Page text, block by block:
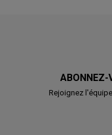
ABONNEZ-
Rejoignez